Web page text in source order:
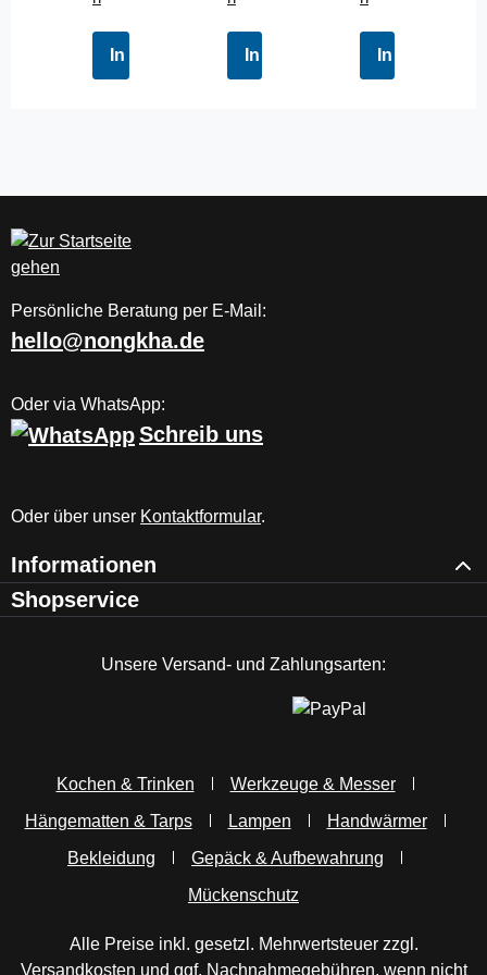
In den Warenkorb
srü
stuIn den WarenkorbIn den
Persönliche Beratung per E-Mail:
hello@nongkha.de
Oder via WhatsApp:
Schreib uns
Oder über unser Kontaktformular.
Informationen
Shopservice
Unsere Versand- und Zahlungsarten:
Kochen & Trinken
Werkzeuge & Messer
Hängematten & Tarps
Lampen
Handwärmer
Bekleidung
Gepäck & Aufbewahrung
Mückenschutz
Alle Preise inkl. gesetzl. Mehrwertsteuer zzgl.
Versandkosten und ggf. Nachnahmegebühren, wenn nicht